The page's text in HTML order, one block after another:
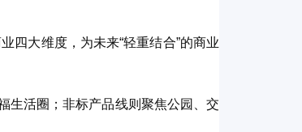
四大维度，为未来“轻重结合”的商业
生活圈；非标产品线则聚焦公园、交